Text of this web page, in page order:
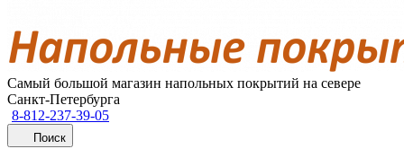
Самый большой магазин напольных покрытий на севере
Санкт-Петербурга
8-812-237-39-05
Поиск